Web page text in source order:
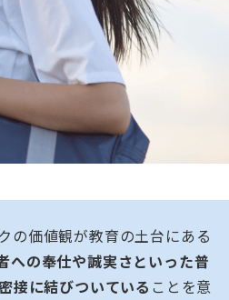
の価値観が教育の土台にある
への奉仕や誠実さといった普
接に結びついている ことを意